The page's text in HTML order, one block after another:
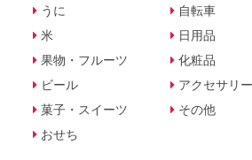
うに
米
果物・フルーツ
ビール
菓子・スイーツ
おせち
自転車
日用品
化粧品
アクセサリー
その他